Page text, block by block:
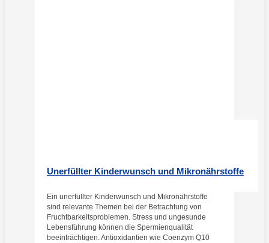
Unerfüllter Kinderwunsch und Mikronährstoffe
Ein unerfüllter Kinderwunsch und Mikronährstoffe
sind relevante Themen bei der Betrachtung von
Fruchtbarkeitsproblemen. Stress und ungesunde
Lebensführung können die Spermienqualität
beeinträchtigen. Antioxidantien wie Coenzym Q10